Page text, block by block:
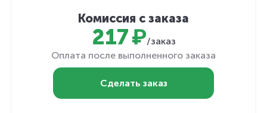
Комиссия с заказа
217 ₽/заказ
Оплата после выполненного заказа
Сделать заказ